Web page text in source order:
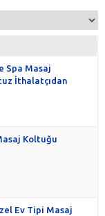
Spa Masaj
İthalatçıdan
Koltuğu
Ev Tipi Masaj